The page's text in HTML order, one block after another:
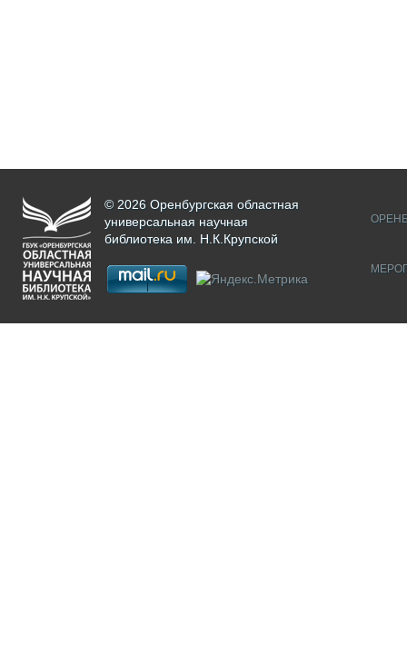
© 2026 Оренбургская областная
универсальная научная
библиотека им. Н.К.Крупской